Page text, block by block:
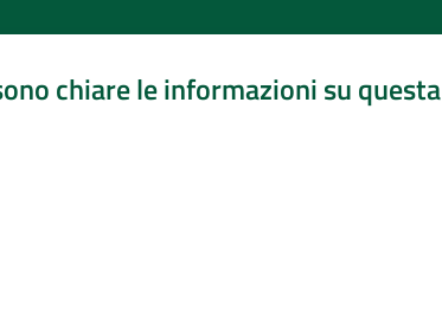
chiare le informazioni su questa